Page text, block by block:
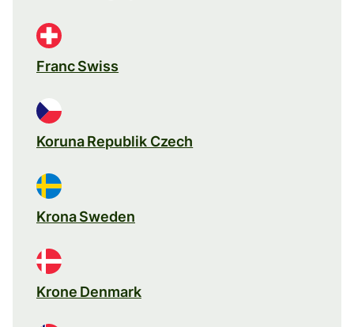
Franc Swiss
Koruna Republik Czech
Krona Sweden
Krone Denmark